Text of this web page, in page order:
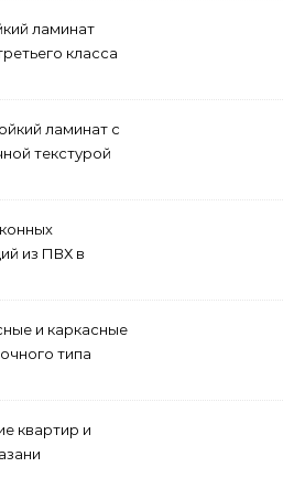
ламинат
класса
ламинат с
текстурой
из ПВХ в
и каркасные
типа
квартир и